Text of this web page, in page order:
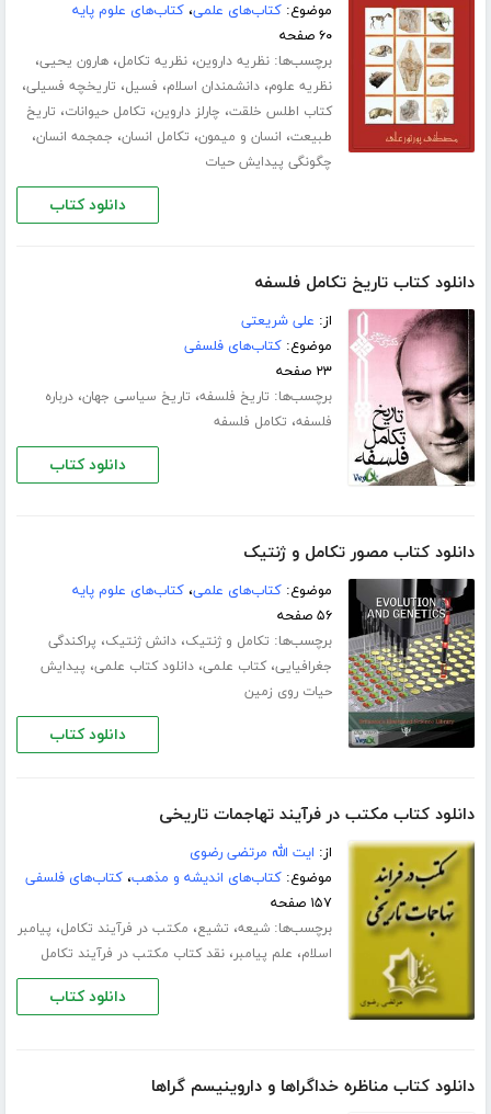
موضوع:کتاب‌های علمی،کتاب‌های علوم پایه
۶۰ صفحه
برچسب‌ها:نظریه داروین،نظریه تکامل،هارون یحیی،
نظریه علوم،دانشمندان اسلام، فسیل، تاریخچه فسیلی،
کتاب اطلس خلقت، چارلز داروین، تکامل حیوانات، تاریخ
طبیعت، انسان و میمون، تکامل انسان، جمجمه انسان،
چگونگی پیدایش حیات
دانلود کتاب
دانلود کتاب تاریخ تکامل فلسفه
از: علی شریعتی
موضوع:کتاب‌های فلسفی
۲۳ صفحه
برچسب‌ها: تاریخ فلسفه، تاریخ سیاسی جهان،درباره
فلسفه، تکامل فلسفه
دانلود کتاب
دانلود کتاب مصور تکامل و ژنتیک
موضوع:کتاب‌های علمی،کتاب‌های علوم پایه
۵۶ صفحه
برچسب‌ها: تکامل و ژنتیک،دانش ژنتیک، پراکندگی
جغرافیایی،کتاب علمی،دانلود کتاب علمی، پیدایش
حیات روی زمین
دانلود کتاب
دانلود کتاب مکتب در فرآیند تهاجمات تاریخی
از: ایت الله مرتضی رضوی
موضوع:کتاب‌های اندیشه و مذهب،کتاب‌های فلسفی
۱۵۷ صفحه
برچسب‌ها:شیعه، تشیع، مکتب در فرآیند تکامل، پیامبر
اسلام، علم پیامبر،نقد کتاب مکتب در فرآیند تکامل
دانلود کتاب
دانلود کتاب مناظره خداگراها و داروینیسم گراها